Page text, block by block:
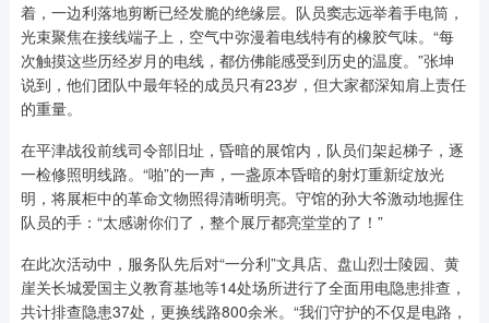
着，一边利落地剪断已经发脆的绝缘层。队员窦志远举着手电筒，
光束聚焦在接线端子上，空气中弥漫着电线特有的橡胶气味。“每
次触摸这些历经岁月的电线，都仿佛能感受到历史的温度。”张坤
说到，他们团队中最年轻的成员只有23岁，但大家都深知肩上责任
的重量。
在平津战役前线司令部旧址，昏暗的展馆内，队员们架起梯子，逐
一检修照明线路。“啪”的一声，一盏原本昏暗的射灯重新绽放光
明，将展柜中的革命文物照得清晰明亮。守馆的孙大爷激动地握住
队员的手：“太感谢你们了，整个展厅都亮堂堂的了！”
在此次活动中，服务队先后对“一分利”文具店、盘山烈士陵园、黄
崖关长城爱国主义教育基地等14处场所进行了全面用电隐患排查，
共计排查隐患37处，更换线路800余米。“我们守护的不仅是电路，